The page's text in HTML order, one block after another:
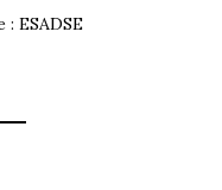
: ESADSE